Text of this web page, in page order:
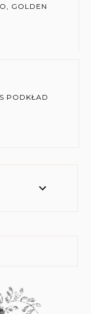
GOLDEN
PODKŁAD